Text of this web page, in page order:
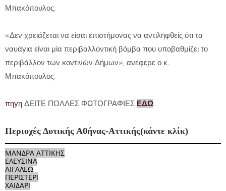
Μπακόπουλος.
«Δεν χρειάζεται να είσαι επιστήμονας να αντιληφθείς ότι τα
ναυάγια είναι μία περιβαλλοντική βόμβα που υποβαθμίζει το
περιβάλλον των κοντινών Δήμων», ανέφερε ο κ.
Μπακόπουλος.
πηγη ΔΕΙΤΕ ΠΟΛΛΕΣ ΦΩΤΟΓΡΑΦΙΕΣ ΕΔΩ
Περιοχές Δυτικής Αθήνας-Αττικής(κάντε κλίκ)
ΜΑΝΔΡΑ ΑΤΤΙΚΗΣ
ΕΛΕΥΣΙΝΑ
ΑΙΓΑΛΕΩ
ΠΕΡΙΣΤΕΡΙ
ΧΑΙΔΑΡΙ